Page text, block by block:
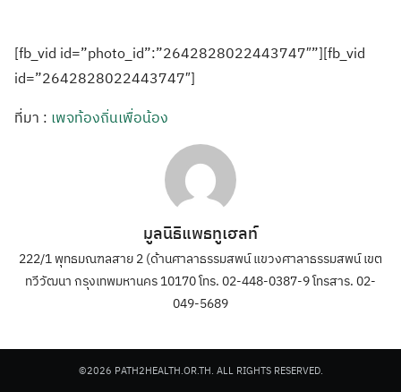
[fb_vid id=”photo_id”:”2642828022443747″”][fb_vid
id=”2642828022443747″]
ที่มา : เพจท้องถิ่นเพื่อน้อง
มูลนิธิแพธทูเฮลท์
222/1 พุทธมณฑลสาย 2 (ด้านศาลาธรรมสพน์ แขวงศาลาธรรมสพน์ เขต
ทวีวัฒนา กรุงเทพมหานคร 10170 โทร. 02-448-0387-9 โทรสาร. 02-
049-5689
©2026 PATH2HEALTH.OR.TH. ALL RIGHTS RESERVED.